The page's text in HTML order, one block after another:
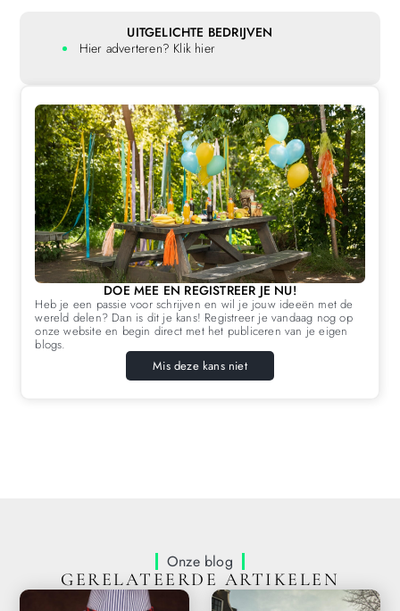
UITGELICHTE BEDRIJVEN
Hier adverteren? Klik hier
DOE MEE EN REGISTREER JE NU!
Heb je een passie voor schrijven en wil je jouw ideeën met de
wereld delen? Dan is dit je kans! Registreer je vandaag nog op
onze website en begin direct met het publiceren van je eigen
blogs.
Mis deze kans niet
Onze blog
GERELATEERDE ARTIKELEN